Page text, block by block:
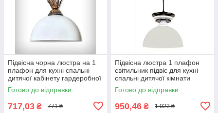
Підвісна чорна люстра на 1
плафон для кухні спальні
дитячої кабінету гардеробної
Підвіс малий/1
Готово до відправки
717,03 ₴ 771 ₴
Підвісна люстра 1 плафон
світильник підвіс для кухні
спальні дитячої кімнати
кабінету гардеробної
Модерн/1 біло-чорна
Готово до відправки
950,46 ₴ 1 022 ₴